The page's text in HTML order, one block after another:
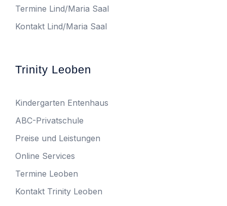
Termine Lind/Maria Saal
Kontakt Lind/Maria Saal
Trinity Leoben
Kindergarten Entenhaus
ABC-Privatschule
Preise und Leistungen
Online Services
Termine Leoben
Kontakt Trinity Leoben